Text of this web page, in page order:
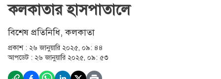
কলকাতার হাসপাতালে
বিশেষ প্রতিনিধি, কলকাতা
প্রকাশ : ২৬ জানুয়ারি ২০২৫, ০৯: ৪৪
আপডেট : ২৬ জানুয়ারি ২০২৫, ০৯: ৫৩